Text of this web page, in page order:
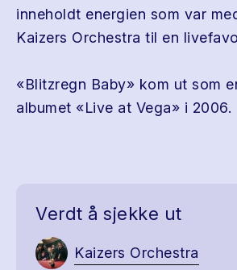
inneholdt energien som var
Kaizers Orchestra til en
«Blitzregn Baby» kom ut som
albumet «Live at Vega» i 2006.
Verdt å sjekke ut
Kaizers Orchestra